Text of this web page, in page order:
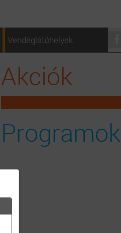
Vendéglátóhelyek
Akciók
Programok